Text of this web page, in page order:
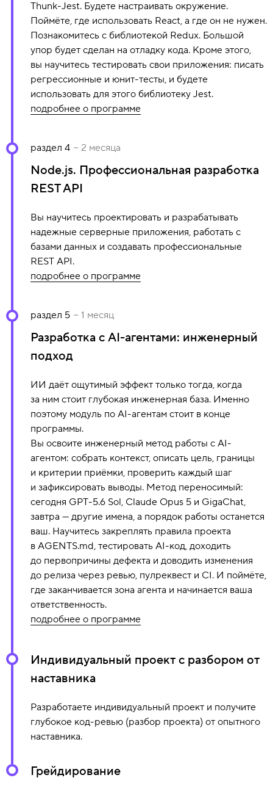
MVP. View
MVP. Model
Работа с сетью
Offline
подробнее о программе
В программе модуля:
Знакомство с TypeScript
React
React-компоненты. Hooks
React и паттерны
Redux
Асинхронность в Redux
Тестирование React
Thunk-Jest. Будете настраивать окружение.
Поймёте, где использовать React, а где он не нужен.
Познакомитесь с библиотекой Redux. Большой
упор будет сделан на отладку кода. Кроме этого,
вы научитесь тестировать свои приложения: писать
регрессионные и юнит-тесты, и будете
использовать для этого библиотеку Jest.
раздел 4 ~ 2 месяца
Node.js. Профессиональная разработка
REST API
подробнее о программе
В программе модуля:
Введение в Node.js. CLI
Цикл событий. Потоки (Streams)
Введение в базы данных. MongoDB
Базы данных на практике. Проектирование REST
Express.js
Middleware. Валидация. Загрузка файлов
Ограничение доступа. Авторизация
Бэкенд и фронтенд
Вы научитесь проектировать и разрабатывать
надежные серверные приложения, работать с
базами данных и создавать профессиональные
REST API.
раздел 5 ~ 1 месяц
Разработка с AI-агентами: инженерный
подход
подробнее о программе
В программе модуля:
Рабочее окружение и AI-стек
Spec-Driven Development
Контекст и промптинг
Тестирование AI-кода
ИИ даёт ощутимый эффект только тогда, когда
за ним стоит глубокая инженерная база. Именно
поэтому модуль по AI-агентам стоит в конце
программы.
Вы освоите инженерный метод работы с AI-
агентом: собрать контекст, описать цель, границы
и критерии приёмки, проверить каждый шаг
и зафиксировать выводы. Метод переносимый:
сегодня GPT-5.6 Sol, Claude Opus 5 и GigaChat,
завтра — другие имена, а порядок работы останется
ваш. Научитесь закреплять правила проекта
в AGENTS.md, тестировать AI-код, доходить
до первопричины дефекта и доводить изменения
до релиза через ревью, пулреквест и CI. И поймёте,
где заканчивается зона агента и начинается ваша
ответственность.
Индивидуальный проект с разбором от
наставника
Разработаете индивидуальный проект и получите
глубокое код-ревью (разбор проекта) от опытного
наставника.
Грейдирование